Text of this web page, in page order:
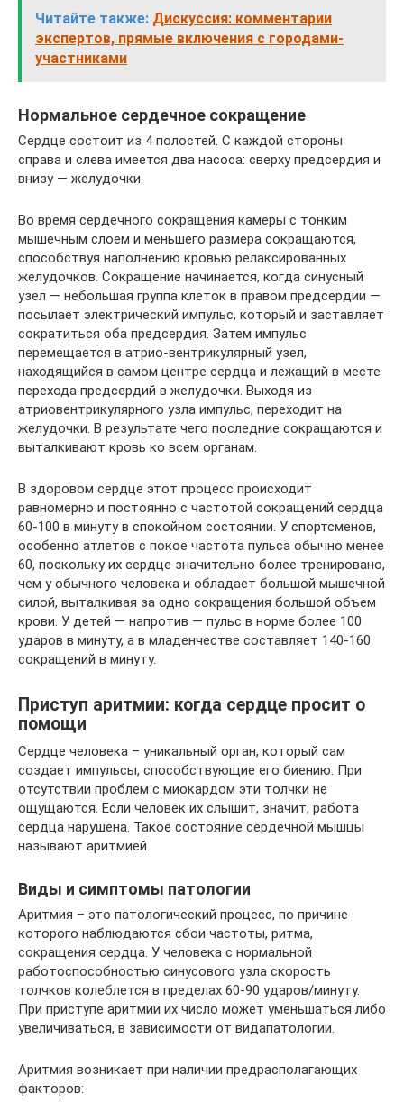
Читайте также: Дискуссия: комментарии
экспертов, прямые включения с городами-
участниками
Нормальное сердечное сокращение
Сердце состоит из 4 полостей. С каждой стороны
справа и слева имеется два насоса: сверху предсердия и
внизу — желудочки.
Во время сердечного сокращения камеры с тонким
мышечным слоем и меньшего размера сокращаются,
способствуя наполнению кровью релаксированных
желудочков. Сокращение начинается, когда синусный
узел — небольшая группа клеток в правом предсердии —
посылает электрический импульс, который и заставляет
сократиться оба предсердия. Затем импульс
перемещается в атрио-вентрикулярный узел,
находящийся в самом центре сердца и лежащий в месте
перехода предсердий в желудочки. Выходя из
атриовентрикулярного узла импульс, переходит на
желудочки. В результате чего последние сокращаются и
выталкивают кровь ко всем органам.
В здоровом сердце этот процесс происходит
равномерно и постоянно с частотой сокращений сердца
60-100 в минуту в спокойном состоянии. У спортсменов,
особенно атлетов с покое частота пульса обычно менее
60, поскольку их сердце значительно более тренировано,
чем у обычного человека и обладает большой мышечной
силой, выталкивая за одно сокращения большой объем
крови. У детей — напротив — пульс в норме более 100
ударов в минуту, а в младенчестве составляет 140-160
сокращений в минуту.
Приступ аритмии: когда сердце просит о
помощи
Сердце человека – уникальный орган, который сам
создает импульсы, способствующие его биению. При
отсутствии проблем с миокардом эти толчки не
ощущаются. Если человек их слышит, значит, работа
сердца нарушена. Такое состояние сердечной мышцы
называют аритмией.
Виды и симптомы патологии
Аритмия – это патологический процесс, по причине
которого наблюдаются сбои частоты, ритма,
сокращения сердца. У человека с нормальной
работоспособностью синусового узла скорость
толчков колеблется в пределах 60-90 ударов/минуту.
При приступе аритмии их число может уменьшаться либо
увеличиваться, в зависимости от видапатологии.
Аритмия возникает при наличии предрасполагающих
факторов: